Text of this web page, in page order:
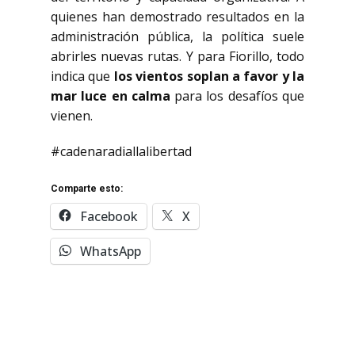
quienes han demostrado resultados en la
administración pública, la política suele
abrirles nuevas rutas. Y para Fiorillo, todo
indica que los vientos soplan a favor y la
mar luce en calma para los desafíos que
vienen.
#cadenaradiallalibertad
Comparte esto:
Facebook
X
WhatsApp